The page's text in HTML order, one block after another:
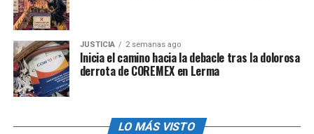
Señaló que hace 20 años China comprendió que la
educación es el camino hacia la movilidad social, al
permitir la generación de empleos de mayor valor, como
los que ofrece la industria siderúrgica, entre otras.
“Estamos tratando de replicar ese modelo; es decir, a
través de la industria en la que hemos crecido, podemos
brindar mayores oportunidades a la comunidad”, afirmó.
JUSTICIA 2 semanas ago
Inicia el camino hacia la debacle tras la dolorosa
derrota de COREMEX en Lerma
LO MÁS VISTO